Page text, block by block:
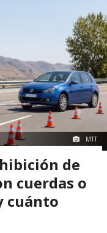
MTT
de
cuerdas o
cuánto